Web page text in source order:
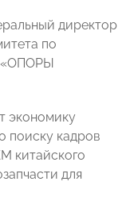
директор
по
«ОПОРЫ
экономику
поиску кадров
китайского
для